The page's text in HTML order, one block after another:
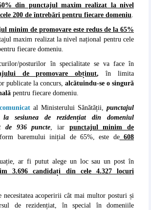
din punctajul maxim realizat la nivel
200 de întrebări pentru fiecare domeniu.
minim de promovare este redus de la 65%
maxim realizat la nivel național pentru cele
fiecare domeniu.
posturilor în specialitate se va face în
de promovare obținut, în limita
publicate la concurs, alcătuindu-se o singură
pentru fiecare domeniu.
comunicat al Ministerului Sănătății, punctajul
la sesiunea de rezidențiat din domeniul
de 936 puncte, iar punctajul minim de
baremului inițial de 65%, este de608
ar fi putut alege un loc sau un post în
3.696 candidați din cele 4.327 locuri
acoperirii cât mai multor posturi și
de rezidențiat, în special în domeniile